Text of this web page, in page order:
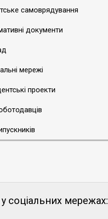
самоврядування
документи
мережі
проекти
соціальних мережах: